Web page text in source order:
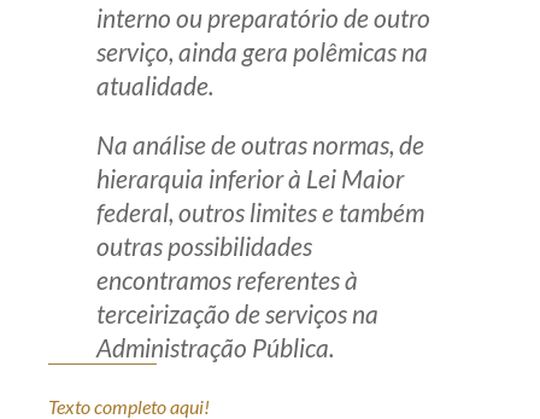
interno ou preparatório de outro
serviço, ainda gera polêmicas na
atualidade.
Na análise de outras normas, de
hierarquia inferior à Lei Maior
federal, outros limites e também
outras possibilidades
encontramos referentes à
terceirização de serviços na
Administração Pública.
Texto completo aqui!